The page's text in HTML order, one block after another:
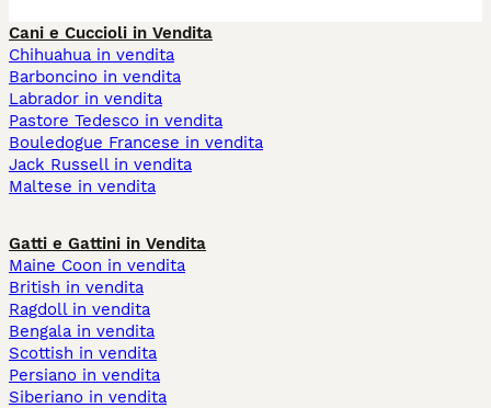
Cani e Cuccioli in Vendita
Chihuahua in vendita
Barboncino in vendita
Labrador in vendita
Pastore Tedesco in vendita
Bouledogue Francese in vendita
Jack Russell in vendita
Maltese in vendita
Gatti e Gattini in Vendita
Maine Coon in vendita
British in vendita
Ragdoll in vendita
Bengala in vendita
Scottish in vendita
Persiano in vendita
Siberiano in vendita